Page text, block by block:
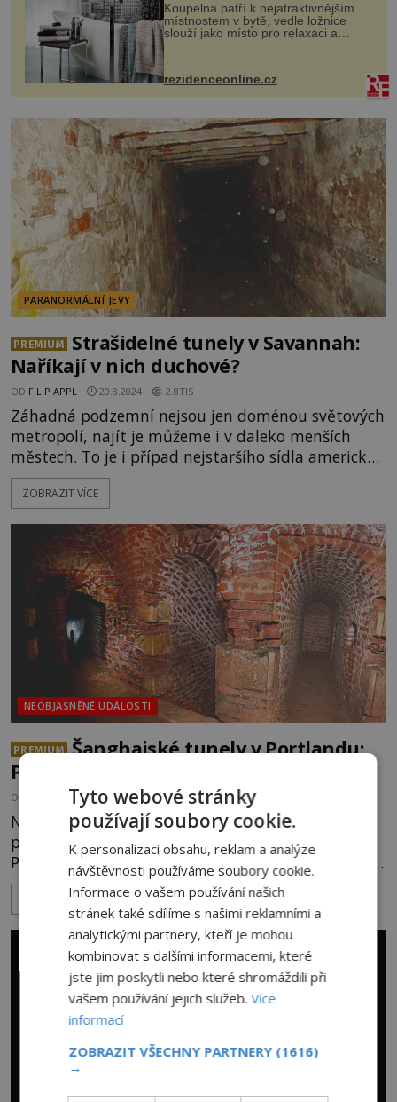
Koupelna patří k nejatraktivnějším
místnostem v bytě, vedle ložnice
slouží jako místo pro relaxaci a
odpočinek. Koupelnový textil –
ručníky, osušky a koberečky –
mohou jako mávnutím kouzelného
proutku...
rezidenceonline.cz
PARANORMÁLNÍ JEVY
PREMIUM
Strašidelné tunely v Savannah:
Naříkají v nich duchové?
OD FILIP APPL 20.8.2024 2.8TIS
Záhadná podzemní nejsou jen doménou světových
metropolí, najít je můžeme i v daleko menších
městech. To je i případ nejstaršího sídla americké
Georgie Savannah. Právě zde se totiž nachází
rozsáhlý labyrint tunelů s bohatou a děsivou
Uličkou přístavního města se hrne rozzuřený dav.
Někte
ZOBRAZIT VÍCE
NEOBJASNĚNÉ UDÁLOSTI
PREMIUM Šanghajské tunely v Portlandu:
Prohání se v nich duchové?
OD EVA SOUKUPOVÁ 20.8.2024 3.3TIS
Na konci 19. století si americký Portland vysloužil
pověst nejnebezpečnějšího přístavu na světě.
Pašeráci a zločinci, stejně jako obchodníci přitom
využívali jeho rozsáhlé podzemí. Zatímco dřív bylo
v tunelech živo, dnes se tam málokdo odváží
vypravit sám! Portland. Po dlouhá desetiletí, od
roku 1850 do roku 1941, jeden
z nejnebezpečnějších přístavů na sv
ZOBRAZIT VÍCE
Tyto webové stránky
používají soubory cookie.
K personalizaci obsahu, reklam a analýze
návštěvnosti používáme soubory cookie.
Informace o vašem používání našich
stránek také sdílíme s našimi reklamními a
analytickými partnery, kteří je mohou
kombinovat s dalšími informacemi, které
jste jim poskytli nebo které shromáždili při
vašem používání jejich služeb.Více
informací
ZOBRAZIT VŠECHNY PARTNERY (1616)
→